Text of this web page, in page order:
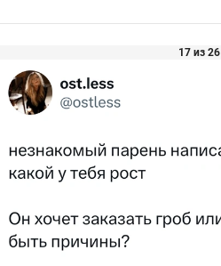
17 из 26